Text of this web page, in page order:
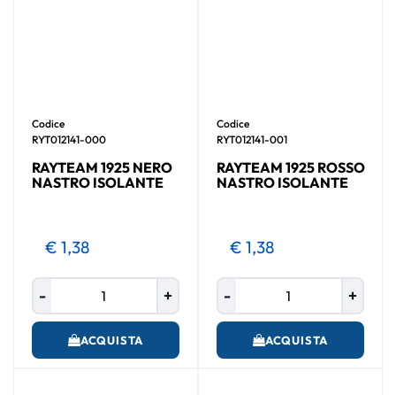
Codice
RYT012141-000
RAYTEAM 1925 NERO
NASTRO ISOLANTE
€ 1,38
ACQUISTA
Codice
RYT012141-001
RAYTEAM 1925 ROSSO
NASTRO ISOLANTE
€ 1,38
ACQUISTA